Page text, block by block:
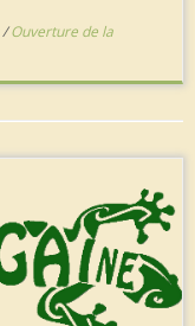
/Ouverture de la